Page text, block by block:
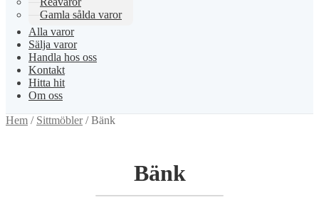
Gamla sålda varor
Alla varor
Sälja varor
Handla hos oss
Kontakt
Hitta hit
Om oss
Hem / Sittmöbler/Bänk
Bänk